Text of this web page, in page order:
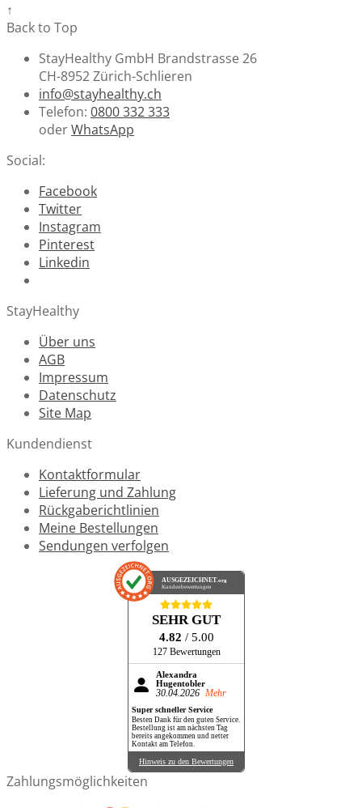
↑
Back to Top
StayHealthy GmbH Brandstrasse 26
CH-8952 Zürich-Schlieren
info@stayhealthy.ch
Telefon: 0800 332 333
oderWhatsApp
Social:
Facebook
Twitter
Instagram
Pinterest
Linkedin
StayHealthy
Über uns
AGB
Impressum
Datenschutz
Site Map
Kundendienst
Kontaktformular
Lieferung und Zahlung
Rückgaberichtlinien
Meine Bestellungen
Sendungen verfolgen
AUSGEZEICHNET .org
Kundenbewertungen
SEHR GUT
4.82 / 5.00
127 Bewertungen
Alexandra
Hugentobler
30.04.2026 Mehr
Super schneller Service
Besten Dank für den guten Service.
Bestellung ist am nächsten Tag
bereits angekommen und netter
Kontakt am Telefon.
Hinweis zu den Bewertungen
Zahlungsmöglichkeiten